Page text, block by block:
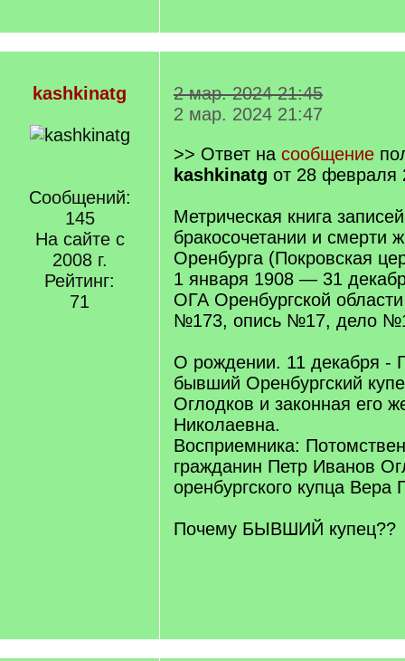
kashkinatg
Сообщений:
145
На сайте с
2008 г.
Рейтинг:
71
2 мар. 2024 21:45
2 мар. 2024 21:47
>> Ответ на сообщение
kashkinatg от 28 февраля
Метрическая книга
бракосочетании и смерти
Оренбурга (Покровская
1 января 1908 — 31
ОГА Оренбургской
№173, опись №17, дело
О рождении. 11 декабря -
бывший Оренбургский
Оглодков и законная его
Николаевна.
Восприемника:
гражданин Петр Иванов
оренбургского купца
Почему БЫВШИЙ купец??